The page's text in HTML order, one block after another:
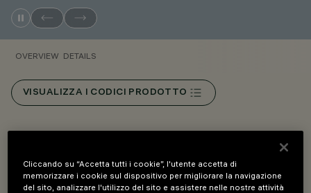
OVERVIEW DETAILS
VISUALIZZA I CODICI PRODOTTO
Overview
Installazione ad incasso su controsoffitti di spessore da
Cliccando su “Accetta tutti i cookie”, l'utente accetta di
memorizzare i cookie sul dispositivo per migliorare la navigazione
del sito, analizzare l'utilizzo del sito e assistere nelle nostre attività